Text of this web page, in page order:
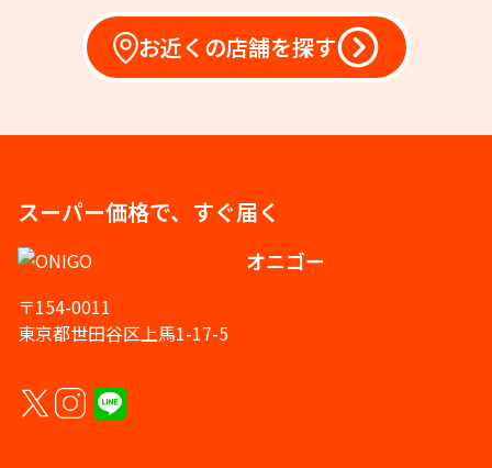
お近くの店舗を探す
スーパー価格で、すぐ届く
オニゴー
〒154-0011
東京都世田谷区上馬1-17-5